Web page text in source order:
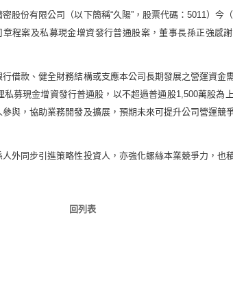
股份有限公司（以下簡稱“久陽”，股票代碼： 5011）今（
程案及私募現金增資發行普通股案，董事長孫正強感謝
借款、健全財務結構或支應本公司長期發展之營運資金
募現金增資發行普通股，以不超過普通股1,500萬股為
與，協助業務開發及擴展，預期未來可提升公司營運競
人外同步引進策略性投資人，亦強化螺絲本業競爭力，也
回列表